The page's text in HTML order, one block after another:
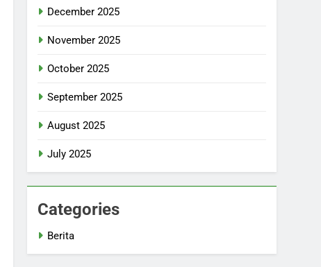
December 2025
November 2025
October 2025
September 2025
August 2025
July 2025
Categories
Berita